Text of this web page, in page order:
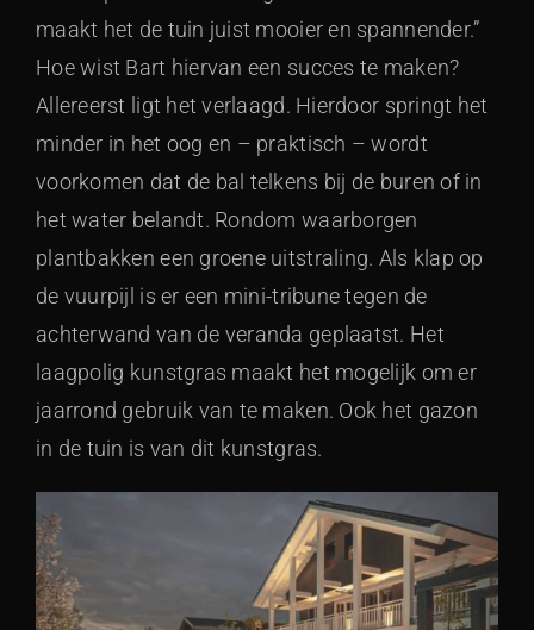
maakt het de tuin juist mooier en spannender.”
Hoe wist Bart hiervan een succes te maken?
Allereerst ligt het verlaagd. Hierdoor springt het
minder in het oog en – praktisch – wordt
voorkomen dat de bal telkens bij de buren of in
het water belandt. Rondom waarborgen
plantbakken een groene uitstraling. Als klap op
de vuurpijl is er een mini-tribune tegen de
achterwand van de veranda geplaatst. Het
laagpolig kunstgras maakt het mogelijk om er
jaarrond gebruik van te maken. Ook het gazon
in de tuin is van dit kunstgras.